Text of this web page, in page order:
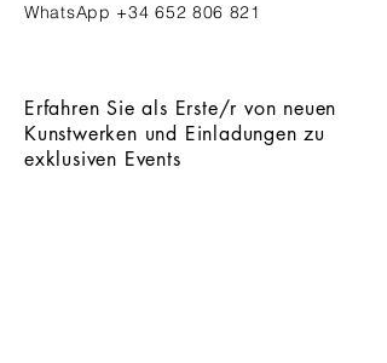
‭WhatsApp +34 652 806 821
Erfahren Sie als Erste/r von neuen
Kunstwerken und Einladungen zu
exklusiven Events